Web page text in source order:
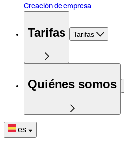
Creación de empresa
Tarifas Tarifas
Quiénes somos
es